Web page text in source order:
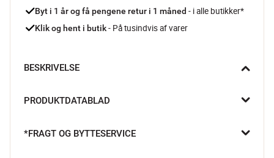
Byt i 1 år og få pengene retur i 1 måned - i alle butikker*
Klik og hent i butik - På tusindvis af varer
BESKRIVELSE
sikkert til at tænke på sommer. Plakaten vil være med til at
Alle plakater fra Wonderhagen er trykt på højkvalitets 230
PRODUKTDATABLAD
*FRAGT OG BYTTESERVICE